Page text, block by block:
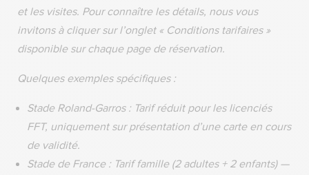
et les visites. Pour connaître les détails, nous vous
invitons à cliquer sur l’onglet « Conditions tarifaires »
disponible sur chaque page de réservation.
Quelques exemples spécifiques :
Stade Roland-Garros : Tarif réduit pour les licenciés
FFT, uniquement sur présentation d’une carte en cours
de validité.
Stade de France : Tarif famille (2 adultes + 2 enfants) —